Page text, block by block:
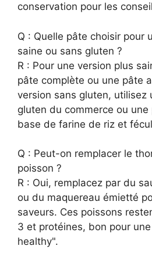
conservation pour les
Q : Quelle pâte choisir pour
saine ou sans gluten ?
R : Pour une version plus
pâte complète ou une pâte
version sans gluten, utilisez
gluten du commerce ou une
base de farine de riz et
Q : Peut-on remplacer le
poisson ?
R : Oui, remplacez par du
ou du maquereau émietté
saveurs. Ces poissons
3 et protéines, bon pour
healthy".